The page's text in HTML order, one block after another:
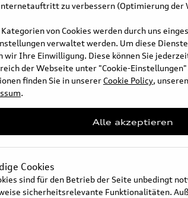
impact on the
developing concepts for the
travolution project, the
communicate with traffic
emissions.
zu verbessern (Optimierung der
von Cookies werden durch uns
verwaltet werden. Um diese
wir Ihre Einwilligung. Diese können Sie
der Webseite unter "Cookie-
finden Sie in unserer Cookie Policy,
.
Alle akzeptieren
Cookies
sind für den Betrieb der Seite unbedingt
sicherheitsrelevante Funktionalitäten.